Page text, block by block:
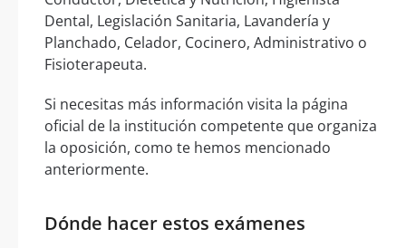
Dental, Legislación Sanitaria, Lavandería y
Planchado, Celador, Cocinero, Administrativo o
Fisioterapeuta.
Si necesitas más información visita la página
oficial de la institución competente que organiza
la oposición, como te hemos mencionado
anteriormente.
Dónde hacer estos exámenes